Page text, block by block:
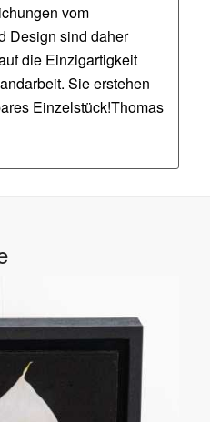
vom
Design sind daher
die Einzigartigkeit
Sie erstehen
Einzelstück!Thomas